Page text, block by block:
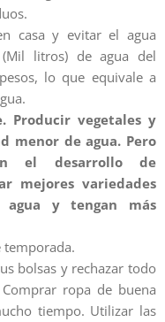
casa y evitar el agua
litros) de agua del
lo que equivale a
Producir vegetales y
menor de agua. Pero
el desarrollo de
mejores variedades
agua y tengan más
temporada.
bolsas y rechazar todo
ropa de buena
tiempo. Utilizar las